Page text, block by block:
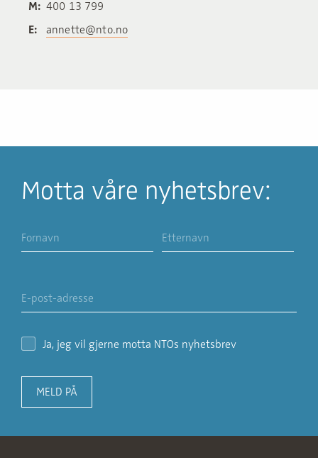
M: 400 13 799
E:
annette@nto.no
Motta våre nyhetsbrev:
Ja, jeg vil gjerne motta NTOs nyhetsbrev
MELD PÅ